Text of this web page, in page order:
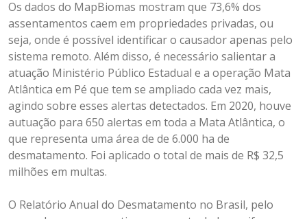
Os dados do MapBiomas mostram que 73,6% dos
assentamentos caem em propriedades privadas, ou
seja, onde é possível identificar o causador apenas pelo
sistema remoto. Além disso, é necessário salientar a
atuação Ministério Público Estadual e a operação Mata
Atlântica em Pé que tem se ampliado cada vez mais,
agindo sobre esses alertas detectados. Em 2020, houve
autuação para 650 alertas em toda a Mata Atlântica, o
que representa uma área de de 6.000 ha de
desmatamento. Foi aplicado o total de mais de R$ 32,5
milhões em multas.
O Relatório Anual do Desmatamento no Brasil, pelo